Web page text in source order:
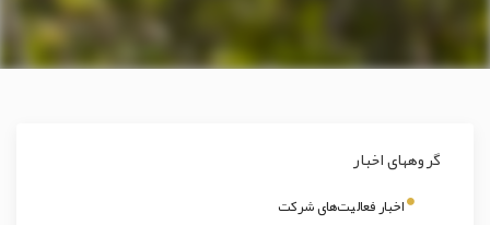
گروههای اخبار
اخبار فعالیت‌های شرکت